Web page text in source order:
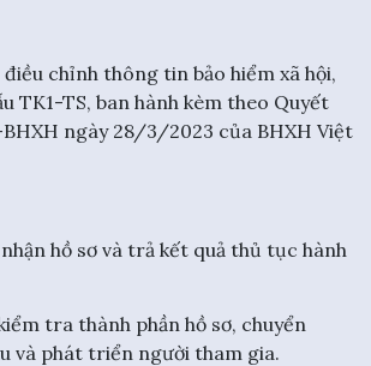
chỉnh thông tin bảo hiểm xã hội,
TK1-TS, ban hành kèm theo Quyết
ngày 28/3/2023 của BHXH Việt
nhận hồ sơ và trả kết quả thủ tục hành
tra thành phần hồ sơ, chuyển
và phát triển người tham gia.